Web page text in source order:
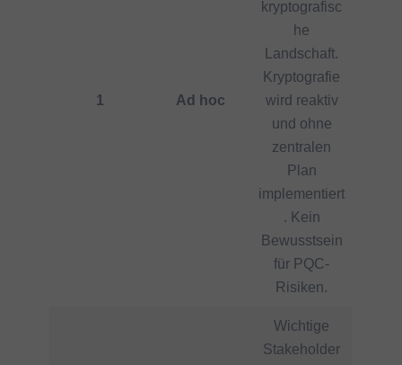
1 Ad hoc
kryptografisc
he
Landschaft.
Kryptografie
wird reaktiv
und ohne
zentralen
Plan
implementiert
. Kein
Bewusstsein
für PQC-
Risiken.
Wichtige
Stakeholder